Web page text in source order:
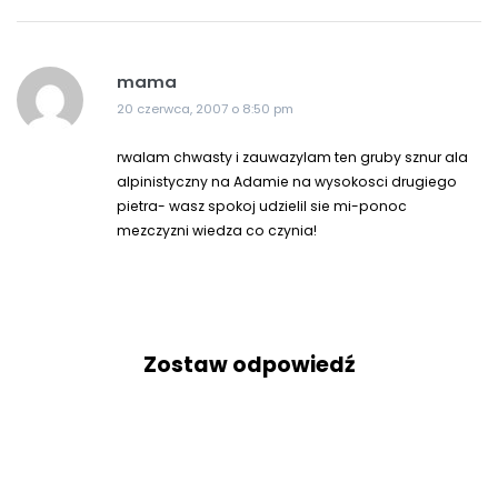
mama
20 czerwca, 2007 o 8:50 pm
rwalam chwasty i zauwazylam ten gruby sznur ala
alpinistyczny na Adamie na wysokosci drugiego
pietra- wasz spokoj udzielil sie mi-ponoc
mezczyzni wiedza co czynia!
Zostaw odpowiedź